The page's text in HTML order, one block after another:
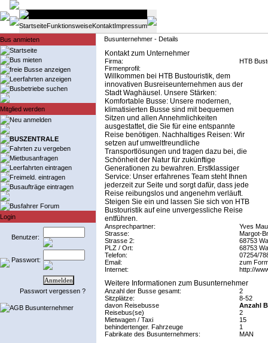
StartseiteFunktionsweiseKontaktImpressum
Bus anmieten
Startseite
Bus mieten
freie Busse anzeigen
Leerfahrten anzeigen
Busbetriebe suchen
Mitglied werden
Neu anmelden
BUSZENTRALE
Fahrten zu vergeben
Mietbusanfragen
Leerfahrten eintragen
Freimeld. eintragen
Busaufträge eintragen
Busfahrer Forum
Login
Benutzer:
Passwort:
Passwort vergessen ?
AGB Busunternehmer
Busunternehmer - Details
Kontakt zum Unternehmer
Firma:
HTB
Firmenprofil:
Willkommen bei HTB Bustouristik, dem
innovativen Busreiseunternehmen aus der
Stadt Waghäusel. Unsere Stärken:
Komfortable Busse: Unsere modernen,
klimatisierten Busse sind mit bequemen
Sitzen und allen Annehmlichkeiten
ausgestattet, die Sie für eine entspannte
Reise benötigen. Nachhaltiges Reisen: Wir
setzen auf umweltfreundliche
Transportlösungen und tragen dazu bei, die
Schönheit der Natur für zukünftige
Generationen zu bewahren. Erstklassiger
Service: Unser erfahrenes Team steht Ihnen
jederzeit zur Seite und sorgt dafür, dass jede
Reise reibungslos und angenehm verläuft.
Steigen Sie ein und lassen Sie sich von HTB
Bustouristik auf eine unvergessliche Reise
entführen.
Ansprechpartner:
Yves
Strasse:
Margot-
Strasse 2:
68753
PLZ / Ort:
68753
Telefon:
07254/
Email:
zum
Internet:
http://
Weitere Informationen zum Busunternehmer
Anzahl der Busse gesamt:
2
Sitzplätze:
8-52
davon Reisebusse
Anzahl
Reisebus(se)
2
Mietwagen / Taxi
15
behindertenger. Fahrzeuge
1
Fabrikate des Busunternehmers:
MAN